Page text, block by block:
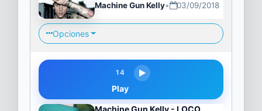
Machine Gun Kelly• 03/09/2018
Opciones
14
Play